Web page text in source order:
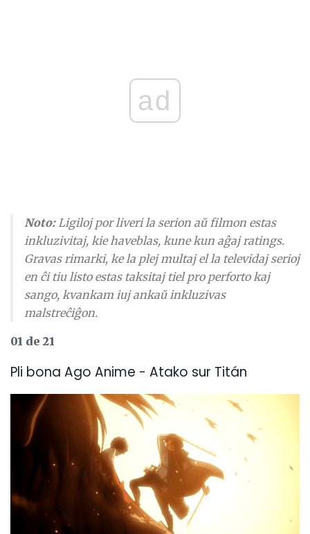
ad
Noto:Ligiloj por liveri la serion aŭ filmon estas
inkluzivitaj, kie haveblas, kune kun aĝaj ratings.
Gravas rimarki, ke la plej multaj el la televidaj serioj
en ĉi tiu listo estas taksitaj tiel pro perforto kaj
sango, kvankam iuj ankaŭ inkluzivas
malstreĉiĝon.
01 de 21
Pli bona Ago Anime - Atako sur Titán